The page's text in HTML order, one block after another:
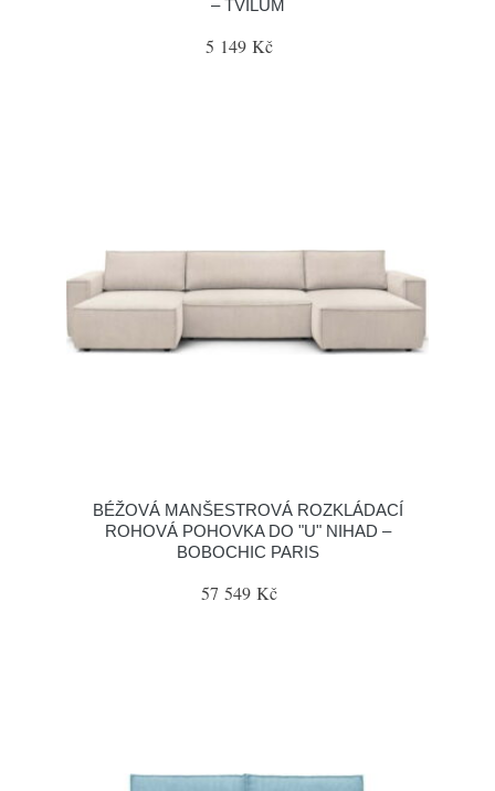
– TVILUM
5 149 Kč
BÉŽOVÁ MANŠESTROVÁ ROZKLÁDACÍ
ROHOVÁ POHOVKA DO "U" NIHAD –
BOBOCHIC PARIS
57 549 Kč